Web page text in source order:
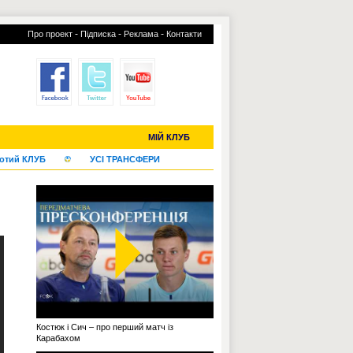
Про проект - Підписка - Реклама - Контакти
МІЙ КЛУБ
КЛУБ УСІ ТРАНСФЕРИ
Костюк і Сич – про перший матч із
Карабахом